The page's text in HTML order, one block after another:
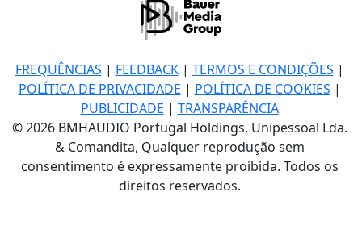
FREQUÊNCIAS | FEEDBACK| TERMOS E CONDIÇÕES |
POLÍTICA DE PRIVACIDADE | POLÍTICA DE COOKIES |
PUBLICIDADE | TRANSPARÊNCIA
© 2026 BMHAUDIO Portugal Holdings, Unipessoal Lda.
& Comandita, Qualquer reprodução sem
consentimento é expressamente proibida. Todos os
direitos reservados.